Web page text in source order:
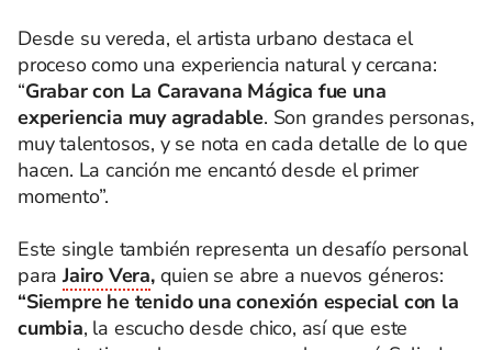
Desde su vereda, el artista urbano destaca el
proceso como una experiencia natural y cercana:
“Grabar con La Caravana Mágica fue una
experiencia muy agradable. Son grandes personas,
muy talentosos, y se nota en cada detalle de lo que
hacen. La canción me encantó desde el primer
momento”.
Este single también representa un desafío personal
paraJairo Vera,quien se abre a nuevos géneros:
“Siempre he tenido una conexión especial con la
cumbia, la escucho desde chico, así que este